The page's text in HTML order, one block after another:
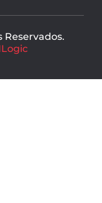
Reservados.